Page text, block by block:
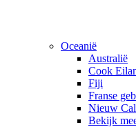
Oceanië
Australië
Cook
Fiji
Franse
Nieuw
Bekijk